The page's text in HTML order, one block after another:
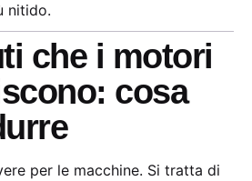
nitido.
che i motori
cosa
per le macchine. Si tratta di